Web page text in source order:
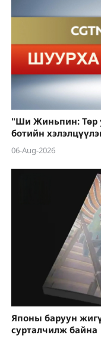
"Ши Жиньпин: Төр
ботийн
06-Aug-2026
Японы баруун
сурталчилж байна